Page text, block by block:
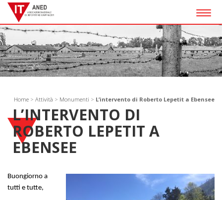
Home > Attività > Monumenti > L’intervento di Roberto Lepetit a Ebensee
L’INTERVENTO DI
ROBERTO LEPETIT A
EBENSEE
Buongiorno a
tutti e tutte,